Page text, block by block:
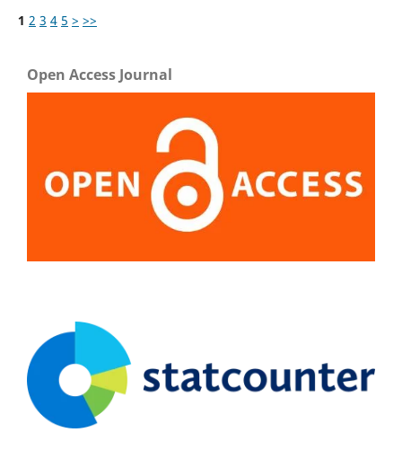
1 2 3 4 5 > >>
Open Access Journal